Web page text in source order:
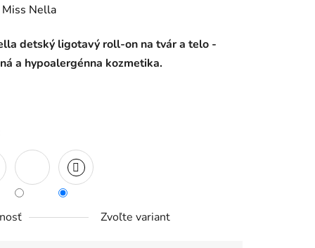
Miss Nella
detský ligotavý roll-on na tvár a telo -
a hypoalergénna kozmetika.
Zvoľte variant